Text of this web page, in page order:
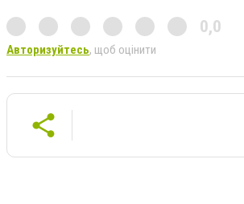
0,0
Авторизуйтесь, щоб оцінити